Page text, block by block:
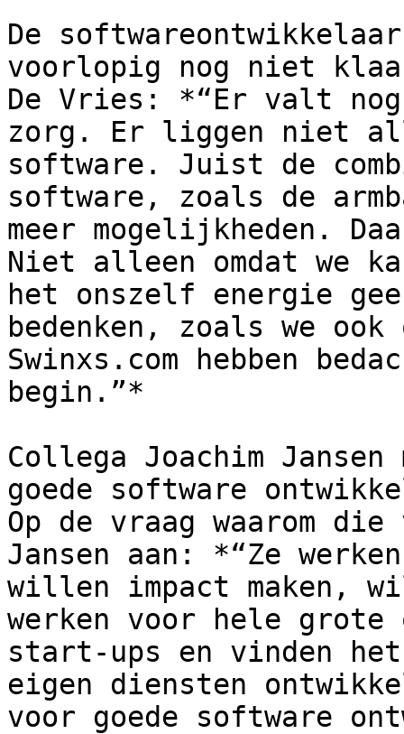
De
voorlopig nog niet
De Vries: *“Er valt
zorg. Er liggen niet
software. Juist de
software, zoals de
meer mogelijkheden.
Niet alleen omdat we
het onszelf energie
bedenken, zoals we
Swinxs.com hebben
begin.”*
Collega Joachim
goede software
Op de vraag waarom
Jansen aan: *“Ze
willen impact maken,
werken voor hele grote
start-ups en vinden
eigen diensten
voor goede software